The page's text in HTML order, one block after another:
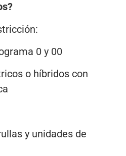
0 y 00
o híbridos con
y unidades de